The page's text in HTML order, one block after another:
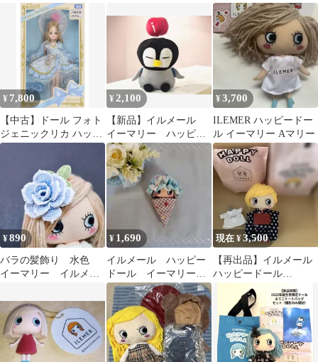
ル イーマリー
ん 箱付き ドール
¥ 7,800
【中古】ドール フォト
ジェニックリカ ハッピ
ーバースデー シルクス
ちゃん」
¥2,100
【新品】イルメール
イーマリー ハッピー
ドール kp人形 KPぬい
ぐるみ
¥3,700
ILEMER ハッピードー
ル イーマリー Aマリー
¥890
バラの髪飾り 水色
イーマリー イルメー
¥ 1,690
イルメール ハッピー
ドール イーマリー
イージードール easy
doll
現在 ¥3,500
【再出品】イルメール
ハッピードール
Ｅ/mary 浴衣